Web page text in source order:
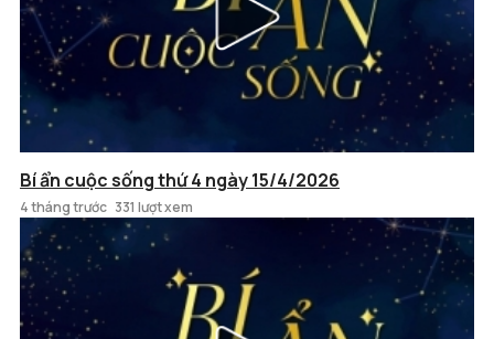
Bí ẩn cuộc sống thứ 4 ngày 15/4/2026
4 tháng trước 331 lượt xem